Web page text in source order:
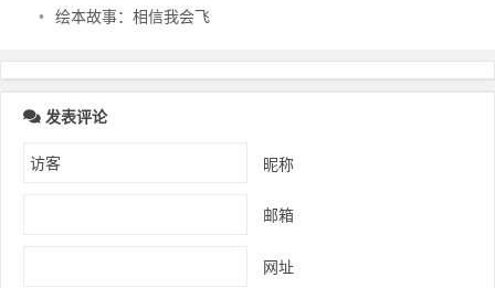
• 绘本故事：相信我会飞
发表评论
昵称
邮箱
网址